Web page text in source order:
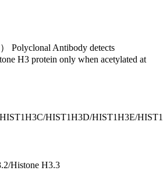
Polyclonal Antibody detects
H3 protein only when acetylated at
HIST1H3D/HIST1H3E/
Histone H3.3